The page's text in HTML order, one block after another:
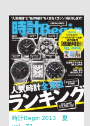
時計Begin 2013 夏